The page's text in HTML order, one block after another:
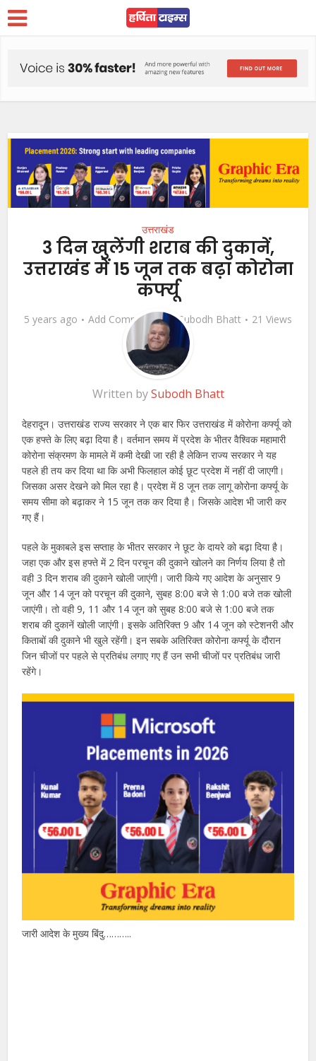
उत्तराखंड
3 दिन खुलेंगी शराब की दुकानें,
उत्तराखंड में 15 जून तक बढ़ा कोरोना
कर्फ्यू
5 years ago Add Comment bySubodh Bhatt 21 Views
Written bySubodh Bhatt
देहरादून। उत्तराखंड राज्य सरकार ने एक बार फिर उत्तराखंड में कोरोना कर्फ्यू को
एक हफ्ते के लिए बढ़ा दिया है। वर्तमान समय में प्रदेश के भीतर वैश्विक महामारी
कोरोना संक्रमण के मामले में कमी देखी जा रही है लेकिन राज्य सरकार ने यह
पहले ही तय कर दिया था कि अभी फिलहाल कोई छूट प्रदेश में नहीं दी जाएगी।
जिसका असर देखने को मिल रहा है। प्रदेश में 8 जून तक लागू कोरोना कर्फ्यू के
समय सीमा को बढ़ाकर ने 15 जून तक कर दिया है। जिसके आदेश भी जारी कर
गए हैं।
पहले के मुकाबले इस सप्ताह के भीतर सरकार ने छूट के दायरे को बढ़ा दिया है।
जहा एक और इस हफ्ते में 2 दिन परचून की दुकाने खोलने का निर्णय लिया है तो
वही 3 दिन शराब की दुकाने खोली जाएंगी। जारी किये गए आदेश के अनुसार 9
जून और 14 जून को परचून की दुकाने, सुबह 8:00 बजे से 1:00 बजे तक खोली
जाएंगी। तो वही 9, 11 और 14 जून को सुबह 8:00 बजे से 1:00 बजे तक
शराब की दुकानें खोली जाएंगी। इसके अतिरिक्त 9 और 14 जून को स्टेशनरी और
किताबों की दुकाने भी खुले रहेंगी। इन सबके अतिरिक्त कोरोना कर्फ्यू के दौरान
जिन चीजों पर पहले से प्रतिबंध लगाए गए हैं उन सभी चीजों पर प्रतिबंध जारी
रहेंगे।
जारी आदेश के मुख्य बिंदु………..